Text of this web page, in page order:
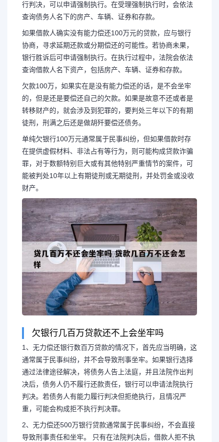
行判决，可以申请强制执行。在受理强制执行时，会依法
查询债务人名下的房产、车辆、证券和存款。
如果借款人确实没有能力偿还100万元的贷款，应与银行
协商，寻求延期还款或分期偿还的可能性。若协商未果，
银行胜诉后可申请强制执行。在执行过程中，法院会依法
查询借款人名下资产，包括房产、车辆、证券和存款。
欠款100万，如果实在是没有能力偿还的话，是不会坐牢
的，但是还是要偿还自己的欠款。如果是故意不还或者是
转移财产的，就会涉及到犯罪的，要判处三年以下的有期
徒刑，刑满之后还是做胡歼要偿还债务。
单纯欠银行100万元通常属于民事纠纷，但如果借款时存
在提供虚假材料、非法占有等行为，则可能构成贷款诈骗
罪，对于数额特别巨大或有其他特别严重情节的案件，可
能被判处10年以上有期徒刑或无期徒刑，并处罚金或没收
财产。
欠银行几百万贷款还不上会坐牢吗
1、无力偿还银行数百万贷款的情况下，首先应当明确，这
通常属于民事纠纷，并不会导致刑事坐牢。如果银行选择
通过法律途径解决，将债务人告上法庭，并且法院作出判
决后，债务人仍不履行还款责任，银行可以申请法院执行
判决。若债务人有能力履行判决但拒绝执行，且情况严
重，可能会构成拒不执行判决罪。
2、无力偿还500万银行贷款通常属于民事纠纷，不会直接
导致刑事责任和坐牢。 只有在法院判决后，借款人拒不执
于通过法律...
长按图片识别二维